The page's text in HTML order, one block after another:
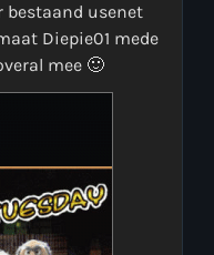
bestaand usenet
Diepie01 mede
mee 🙂